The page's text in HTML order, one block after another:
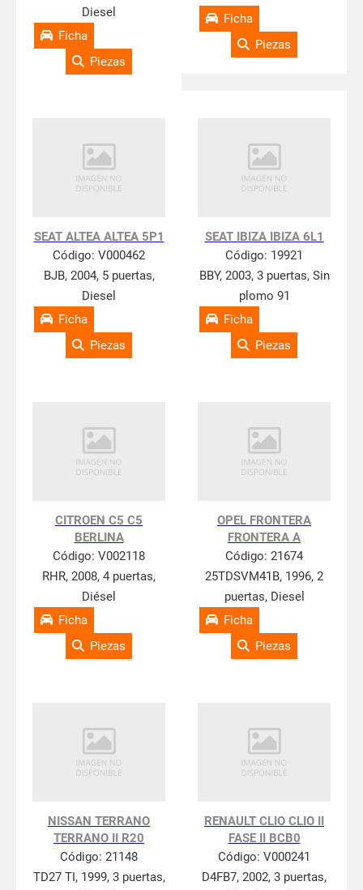
Diesel
Ficha
Piezas
Ficha
Piezas
SEAT ALTEA ALTEA 5P1
Código: V000462
BJB, 2004, 5 puertas,
Diesel
Ficha
Piezas
SEAT IBIZA IBIZA 6L1
Código: 19921
BBY, 2003, 3 puertas, Sin
plomo 91
Ficha
Piezas
CITROEN C5 C5
BERLINA
Código: V002118
RHR, 2008, 4 puertas,
Diésel
Ficha
Piezas
OPEL FRONTERA
FRONTERA A
Código: 21674
25TDSVM41B, 1996, 2
puertas, Diesel
Ficha
Piezas
NISSAN TERRANO
TERRANO II R20
Código: 21148
TD27 TI, 1999, 3 puertas,
RENAULT CLIO CLIO II
FASE II BCB0
Código: V000241
D4FB7, 2002, 3 puertas,